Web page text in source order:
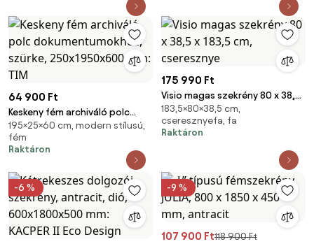
64 900 Ft
Keskeny fém archiváló polc
dokumentumokhoz, szürke,
250x1950x600 mm: TIM
195×25×60 cm, modern stílusú,
fém
Raktáron
175 990 Ft
Visio magas szekrény 80 x 38,5
x 183,5 cm, cseresznye
183,5×80×38,5 cm,
cseresznyefa, fa
Raktáron
-6 % -9 %
107 900 Ft118 900 Ft